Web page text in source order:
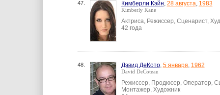
47. Кимберли Кэйн, 28 августа, 1983
Kimberly Kane
Актриса, Режиссер, Сценарист,
42 года
48. Дэвид ДеКото, 5 января, 1962
David DeCoteau
Режиссер, Продюсер, Оператор,
Монтажер, Художник